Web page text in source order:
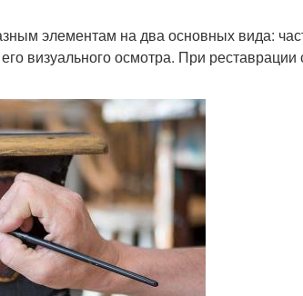
элементам на два основных вида:
визуального осмотра. При реставрации